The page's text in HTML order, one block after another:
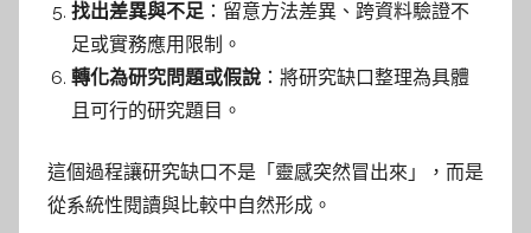
找出差異與不足 ：留意方法差異、跨資料驗證不
足或實務應用限制。
轉化為研究問題或假說 ：將研究缺口整理為具體
且可行的研究題目。
這個過程讓研究缺口不是「靈感突然冒出來」，而是
從系統性閱讀與比較中自然形成。